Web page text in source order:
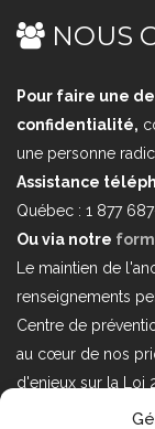
NOUS
Pour faire une
confidentialité,
une personne
Assistance
Québec : 1 877
Ou via notre
Le maintien de
renseignements
Centre de
au cœur de nos
d'enjeux sur la Loi
personnels dans